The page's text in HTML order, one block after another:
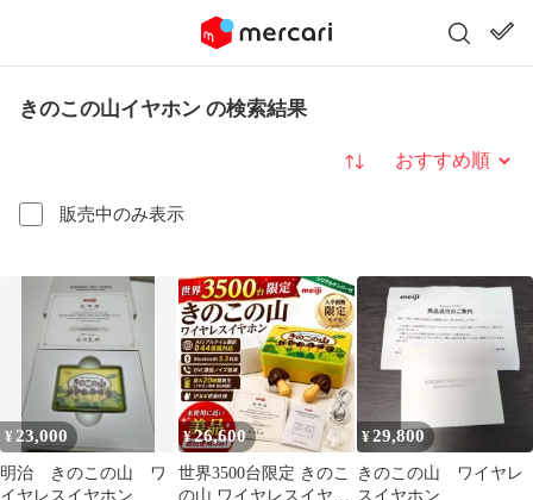
きのこの山イヤホン の検索結果
販売中のみ表示
並び替え
¥ 23,000
明治 きのこの山 ワ
イヤレスイヤホン
¥26,600
世界3500台限定 きのこ
の山 ワイヤレスイヤホ
¥29,800
きのこの山 ワイヤレ
スイヤホン